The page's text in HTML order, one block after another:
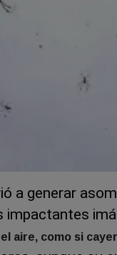
a generar
impactantes
aire, como si